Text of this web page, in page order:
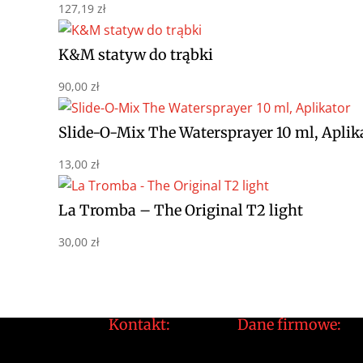
127,19 zł
K&M statyw do trąbki
90,00 zł
Slide-O-Mix The Watersprayer 10 ml,
13,00 zł
La Tromba – The Original T2 light
30,00 zł
Kontakt: Dane firmowe: